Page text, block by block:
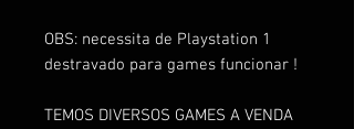
OBS: necessita de Playstation 1
destravado para games funcionar !
TEMOS DIVERSOS GAMES A VENDA